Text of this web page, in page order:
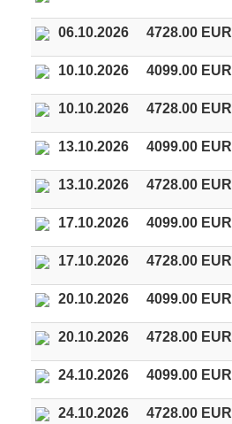
06.10.2026 4728.00 EUR
10.10.2026 4099.00 EUR
10.10.2026 4728.00 EUR
13.10.2026 4099.00 EUR
13.10.2026 4728.00 EUR
17.10.2026 4099.00 EUR
17.10.2026 4728.00 EUR
20.10.2026 4099.00 EUR
20.10.2026 4728.00 EUR
24.10.2026 4099.00 EUR
24.10.2026 4728.00 EUR